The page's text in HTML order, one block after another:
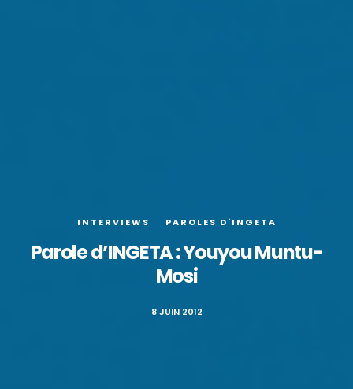
INTERVIEWS PAROLES D'INGETA
Parole d’INGETA : Youyou Muntu-
Mosi
8 JUIN 2012